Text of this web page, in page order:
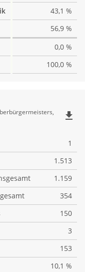
43,1 %
56,9 %
0,0 %
100,0 %
file_download
1
1.513
1.159
354
150
3
153
10,1 %